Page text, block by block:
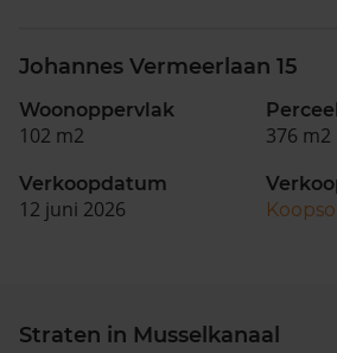
Johannes Vermeerlaan 15
Woonoppervlak
102 m2
Perceel
376 m2
Verkoopdatum
12 juni 2026
Straten in Musselkanaal